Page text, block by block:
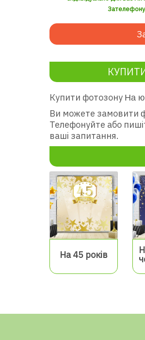
Купити фотозону На
Ви можете замовити
Телефонуйте або
ваші запитання.
На 45 років